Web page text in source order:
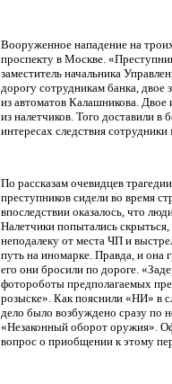
Вооруженное нападение на
проспекту в Москве.
заместитель начальника
дорогу сотрудникам банка,
из автоматов Калашникова. Двое
из налетчиков. Того доставили
интересах следствия
По рассказам очевидцев
преступников сидели во время
впоследствии оказалось, что
Налетчики попытались
неподалеку от места ЧП и
путь на иномарке. Правда, и она
его они бросили по дороге.
фотороботы предполагаемых
розыске». Как пояснили «НИ» в
дело было возбуждено сразу по
«Незаконный оборот оружия».
вопрос о приобщении к этому